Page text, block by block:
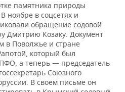
памятника природы
ноябре в соцсетях и
обращение содовой
Дмитрию Козаку. Документ
в Поволжье и стране
который был
а теперь — председатель
Союзного
В своем письме он